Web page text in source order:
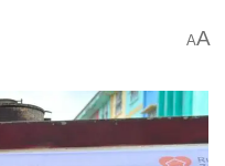
AA